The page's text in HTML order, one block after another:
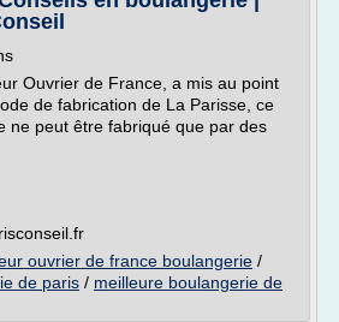
Ouvrier de France, a mis au point
de fabrication de La Parisse, ce
ne peut être fabriqué que par des
ouvrier de france boulangerie /
de paris / meilleure boulangerie de